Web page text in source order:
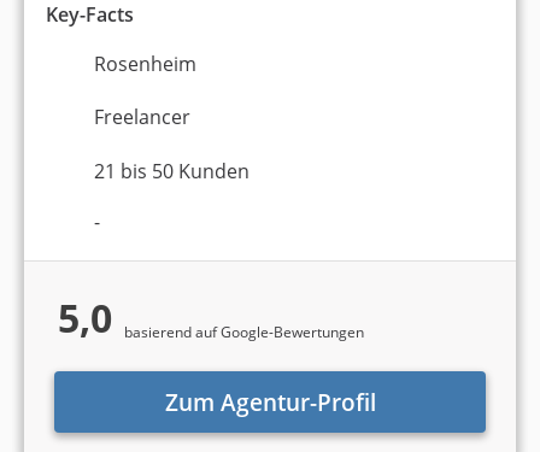
Key-Facts
Rosenheim
Freelancer
21 bis 50 Kunden
-
5,0 basierend auf Google-Bewertungen
Zum Agentur-Profil